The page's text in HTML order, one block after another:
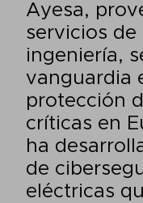
Ayesa,
servicios
ingeniería,
vanguardia
protección
críticas en
ha
de
eléctricas